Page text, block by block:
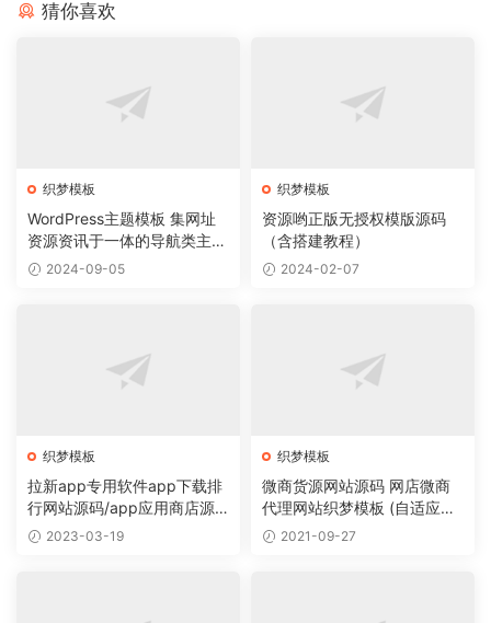
猜你喜欢
织梦模板
WordPress主题模板 集网址
资源资讯于一体的导航类主题
导航主题垂直行业模板
2024-09-05
织梦模板
资源哟正版无授权模版源码
（含搭建教程）
2024-02-07
织梦模板
拉新app专用软件app下载排
行网站源码/app应用商店源
码 2023-03-19
织梦模板
微商货源网站源码 网店微商
代理网站织梦模板 (自适应手
机版)2021-09-27